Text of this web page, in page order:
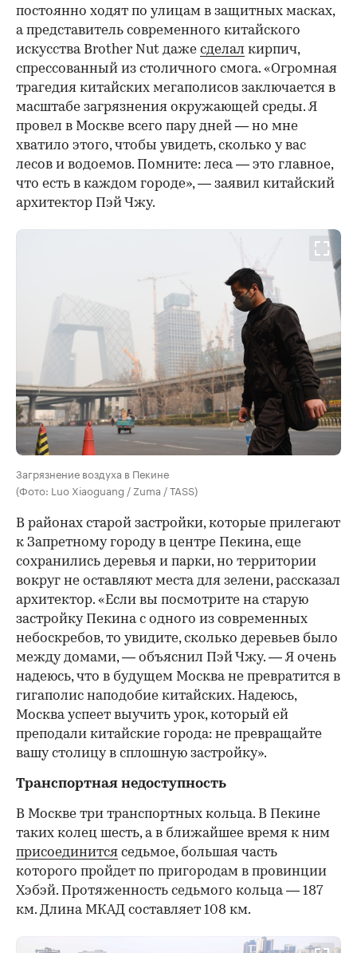
постоянно ходят по улицам в защитных масках,
а представитель современного китайского
искусства Brother Nut даже сделал кирпич,
спрессованный из столичного смога. «Огромная
трагедия китайских мегаполисов заключается в
масштабе загрязнения окружающей среды. Я
провел в Москве всего пару дней — но мне
хватило этого, чтобы увидеть, сколько у вас
лесов и водоемов. Помните: леса — это главное,
что есть в каждом городе», — заявил китайский
архитектор Пэй Чжу.
Загрязнение воздуха в Пекине
(Фото: Luo Xiaoguang / Zuma / TASS)
В районах старой застройки, которые прилегают
к Запретному городу в центре Пекина, еще
сохранились деревья и парки, но территории
вокруг не оставляют места для зелени, рассказал
архитектор. «Если вы посмотрите на старую
застройку Пекина с одного из современных
небоскребов, то увидите, сколько деревьев было
между домами, — объяснил Пэй Чжу. — Я очень
надеюсь, что в будущем Москва не превратится в
гигаполис наподобие китайских. Надеюсь,
Москва успеет выучить урок, который ей
преподали китайские города: не превращайте
вашу столицу в сплошную застройку».
Транспортная недоступность
В Москве три транспортных кольца. В Пекине
таких колец шесть, а в ближайшее время к ним
присоединится седьмое, большая часть
которого пройдет по пригородам в провинции
Хэбэй. Протяженность седьмого кольца — 187
км. Длина МКАД составляет 108 км.